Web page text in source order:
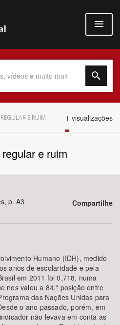
E RUIM 1 visualizações
e ruim
p. A3
Compartilhe
Humano (IDH), medido
anos de escolaridade e pela
em 2011 foi 0,718, numa
nos valeu a 84.ª posição entre
das Nações Unidas para
o ano passado, porém, em
não levava em conta as